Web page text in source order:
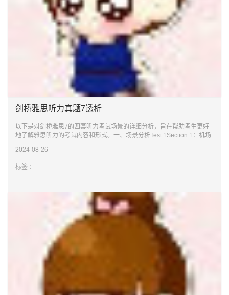
剑桥雅思听力真题7透析
以下是对剑桥雅思7的四套听力考试场景的详细分析，旨在帮助考生更好
地了解雅思听力的考试内容和形式。一、场景分析Test 1Section 1：机场
2024-08-26
标签 ：